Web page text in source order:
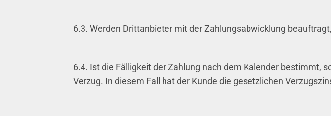
6.3. Werden Drittanbieter mit der Zahlungsabwicklung
6.4. Ist die Fälligkeit der Zahlung nach dem Kalender bestimmt,
Verzug. In diesem Fall hat der Kunde die gesetzlichen